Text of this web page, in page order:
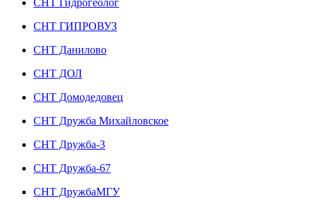
СНТ Гидрогеолог
СНТ ГИПРОВУЗ
СНТ Данилово
СНТ ДОЛ
СНТ Домодедовец
СНТ Дружба Михайловское
СНТ Дружба-3
СНТ Дружба-67
СНТ ДружбаМГУ